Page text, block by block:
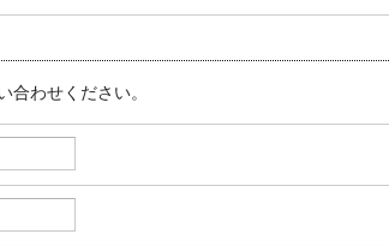
わせください。